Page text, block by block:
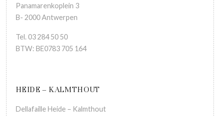
Panamarenkoplein 3
B- 2000 Antwerpen
Tel. 03 284 50 50
BTW: BE0783 705 164
HEIDE – KALMTHOUT
Dellafaille Heide – Kalmthout